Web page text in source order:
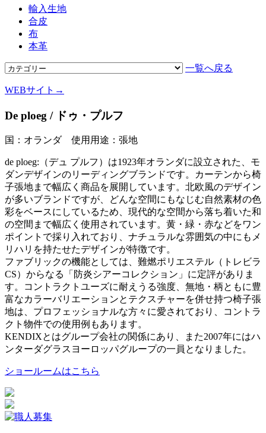
輸入生地
合皮
布
本革
一覧へ戻る
WEBサイト→
De ploeg / ドゥ・プルフ
国：オランダ 使用用途：張地
de ploeg:（デュ プルフ）は1923年オランダに設立された、モ
ダンデザインのリーディングブランドです。カーテンから椅
子張地まで幅広く商品を展開しています。北欧風のデザイン
が多いブランドですが、どんな空間にもなじむ自然素材の色
彩をベースにしているため、現代的な空間から落ち着いた和
の空間まで幅広く使用されています。黄・緑・赤などをワン
ポイントで採り入れており、ナチュラルな雰囲気の中にもメ
リハリを持たせたデザインが特徴です。
ファブリックの機能としては、難燃ポリエステル（トレビラ
CS）からなる「防炎シアーコレクション」に定評がありま
す。コントラクトユーズに耐えうる強度、無地・柄ともに豊
富なカラーバリエーションとテクスチャーを併せ持つ椅子張
地は、プロフェッショナルな方々に愛されており、コントラ
クト物件での使用例もあります。
KENDIXとはグループ会社の関係にあり、また2007年にはハ
ンターダグラスヨーロッパグループの一員となりました。
ショールームはこちら